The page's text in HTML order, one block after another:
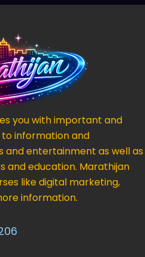
you with important and
information and
and entertainment as well as
and education. Marathijan
like digital marketing,
information.